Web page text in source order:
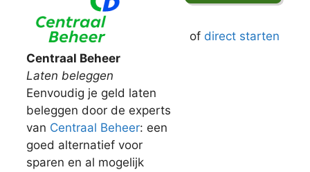
Centraal Beheer
Laten beleggen
Eenvoudig je geld laten
beleggen door de experts
van Centraal Beheer: een
goed alternatief voor
sparen en al mogelijk
of direct starten